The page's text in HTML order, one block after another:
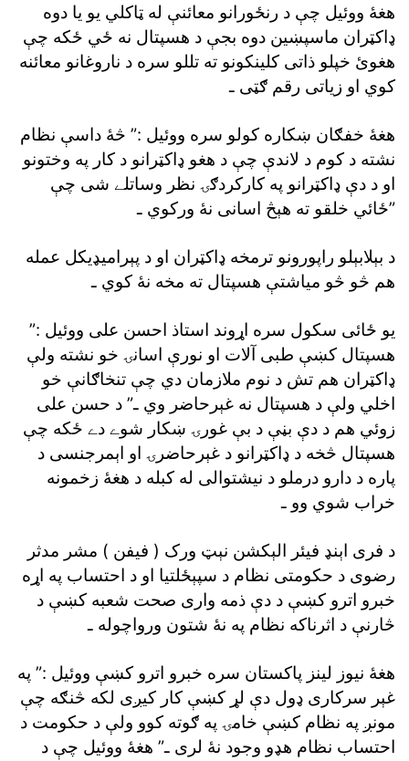
هغۀ ووئيل چې د رنځورانو معائنې له ټاکلي يو يا دوه
ډاکټران ماسپښين دوه بجې د هسپتال نه ځي ځکه چې
هغوئ خپلو ذاتى کلينکونو ته تللو سره د ناروغانو معائنه
کوي او زياتى رقم ګټى ـ
هغۀ خفګان ښکاره کولو سره ووئيل :” څۀ داسې نظام
نشته د کوم د لاندې چې د هغو ډاکټرانو د کار په وختونو
او د دې ډاکټرانو په کارکردګۍ نظر وساتلے شى چې
ځائي خلقو ته هېڅ اسانى نۀ ورکوي ـ”
د بېلابېلو راپورونو ترمخه ډاکټران او د پېراميډيکل عمله
هم څو څو مياشتې هسپتال ته مخه نۀ کوي ـ
يو ځائى سکول سره اړوند استاذ احسن على ووئيل :”
هسپتال کښې طبى آلات او نورې اسانۍ خو نشته ولې
ډاکټران هم تش د نوم ملازمان دي چې تنخاګانې خو
اخلي ولې د هسپتال نه غېرحاضر وي ـ” د حسن على
زوئي هم د دې بڼې د بې غورۍ ښکار شوے دے ځکه چې
هسپتال څخه د ډاکټرانو د غېرحاضرۍ او اېمرجنسى د
پاره د دارو درملو د نيشتوالى له کبله د هغۀ زخمونه
خراب شوي وو ـ
د فرى اېنډ فيئر الېکشن نېټ ورک ( فيفن ) مشر مدثر
رضوى د حکومتى نظام د سپېځلتيا او د احتساب په اړه
خبرو اترو کښې د دې ذمه وارى صحت شعبه کښې د
څارنې د اثرناکه نظام په نۀ شتون ورواچوله ـ
هغۀ نيوز لينز پاکستان سره خبرو اترو کښې ووئيل :” په
غېر سرکارى ډول دې لړ کښې کار کيږى لکه څنګه چې
مونږ په نظام کښې خامۍ په ګوته کوو ولې د حکومت د
احتساب نظام هډو وجود نۀ لرى ـ” هغۀ ووئيل چې د